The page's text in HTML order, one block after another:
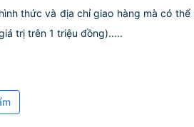
thức và địa chỉ giao hàng mà có
trị trên 1 triệu đồng).....